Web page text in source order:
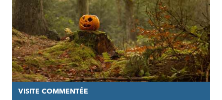
VISITE COMMENTÉE